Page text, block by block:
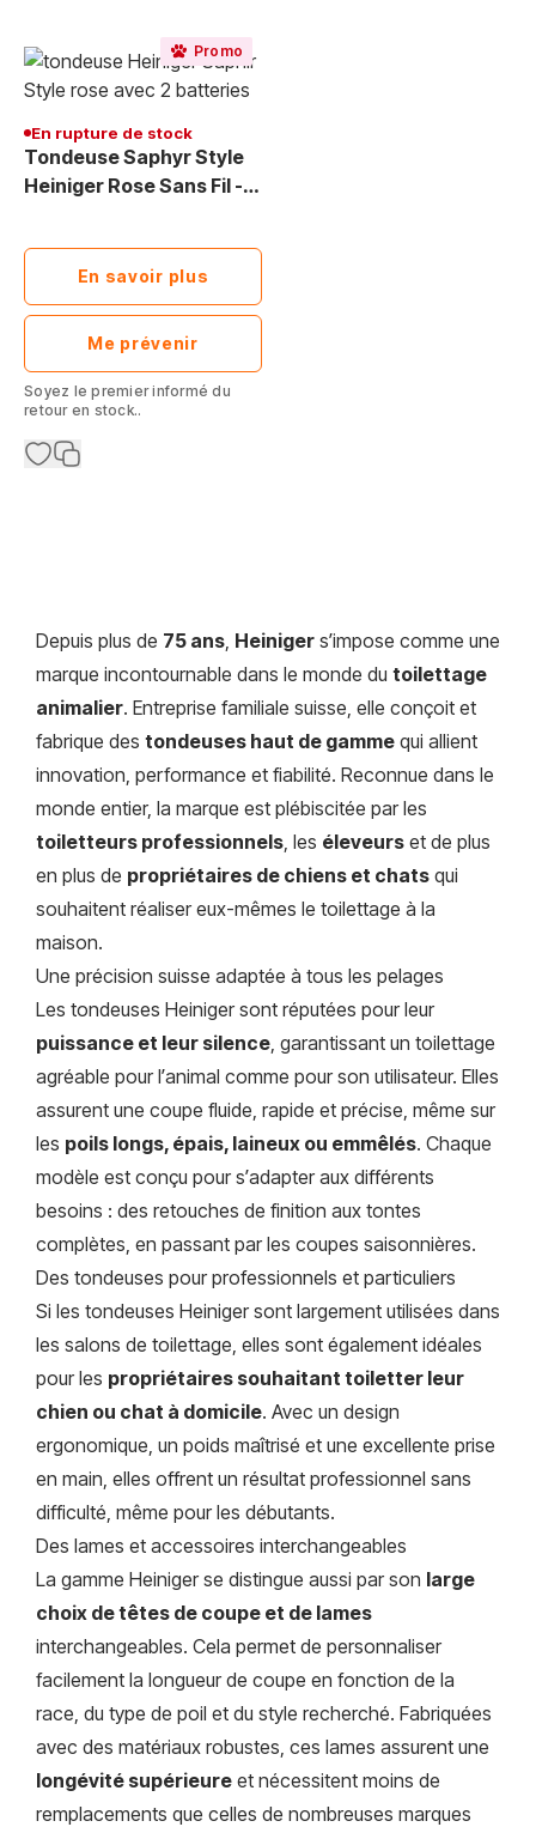
Promo
En rupture de stock
Tondeuse Saphyr Style
Heiniger Rose Sans Fil -
professionnelle pour
chien, silencieuse et
sans chauffe.
En savoir plus
Me prévenir
Soyez le premier informé du
retour en stock..
Depuis plus de 75 ans, Heiniger s’impose comme une
marque incontournable dans le monde du toilettage
animalier. Entreprise familiale suisse, elle conçoit et
fabrique des tondeuses haut de gamme qui allient
innovation, performance et fiabilité. Reconnue dans le
monde entier, la marque est plébiscitée par les
toiletteurs professionnels, les éleveurs et de plus
en plus de propriétaires de chiens et chats qui
souhaitent réaliser eux-mêmes le toilettage à la
maison.
Une précision suisse adaptée à tous les pelages
Les tondeuses Heiniger sont réputées pour leur
puissance et leur silence, garantissant un toilettage
agréable pour l’animal comme pour son utilisateur. Elles
assurent une coupe fluide, rapide et précise, même sur
les poils longs, épais, laineux ou emmêlés. Chaque
modèle est conçu pour s’adapter aux différents
besoins : des retouches de finition aux tontes
complètes, en passant par les coupes saisonnières.
Des tondeuses pour professionnels et particuliers
Si les tondeuses Heiniger sont largement utilisées dans
les salons de toilettage, elles sont également idéales
pour les propriétaires souhaitant toiletter leur
chien ou chat à domicile. Avec un design
ergonomique, un poids maîtrisé et une excellente prise
en main, elles offrent un résultat professionnel sans
difficulté, même pour les débutants.
Des lames et accessoires interchangeables
La gamme Heiniger se distingue aussi par son large
choix de têtes de coupe et de lames
interchangeables. Cela permet de personnaliser
facilement la longueur de coupe en fonction de la
race, du type de poil et du style recherché. Fabriquées
avec des matériaux robustes, ces lames assurent une
longévité supérieure et nécessitent moins de
remplacements que celles de nombreuses marques